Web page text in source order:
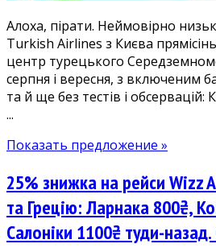
Київ
—
3900₴
у
Дешеві
до
з
багажом
Алоха, пірати. Неймовірно
Turkish Airlines з Києва
центр турецького
серпня і вересня, з включеним
та й ще без тестів і
...
Показать предложение »
25% знижка на рейси Wizz
та Грецію: Ларнака 800₴,
Салоніки 1100₴ туди-назад.